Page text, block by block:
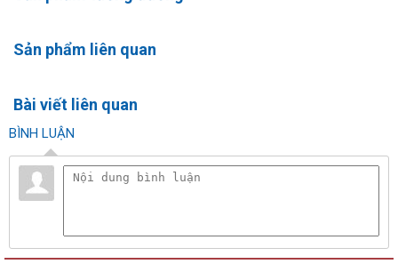
Sản phẩm liên quan
Bài viết liên quan
BÌNH LUẬN